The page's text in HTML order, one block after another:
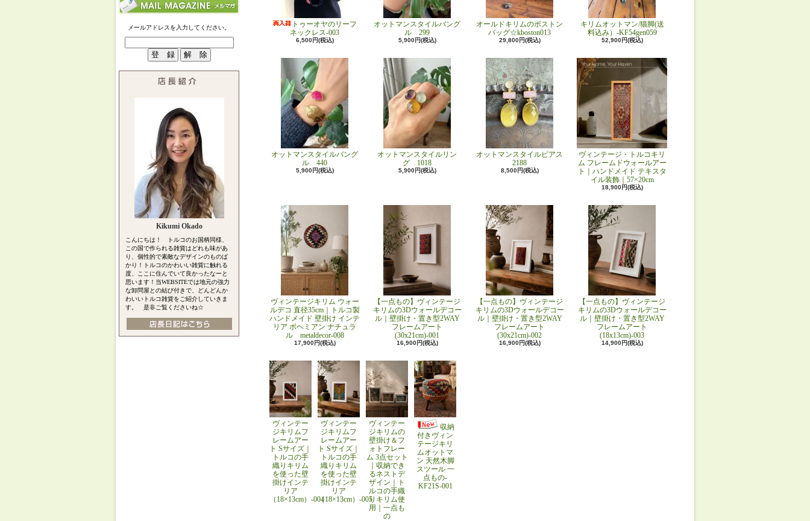
メールアドレスを入力してください。
Kikumi Okado
こんにちは！ トルコのお国柄同様、
この国で作られる雑貨はどれも味があ
り、個性的で素敵なデザインのものば
かり！トルコのかわいい雑貨に触れる
度、ここに住んでいて良かったなーと
思います！当WEBSITEでは地元の強力
な卸問屋との結び付きで、どんどんか
わいいトルコ雑貨をご紹介していきま
す。 是非ご覧くださいね☆
トゥーオヤのリーフ
ネックレス-003
6,500円(税込)
オットマンスタイルバング
ル 299
5,900円(税込)
オールドキリムのボストン
バッグ☆kboston013
29,800円(税込)
キリムオットマン/猫脚(送
料込み）-KF54gen059
52,900円(税込)
オットマンスタイルバング
ル 440
5,900円(税込)
オットマンスタイルリン
グ 1018
5,900円(税込)
オットマンスタイルピアス
2188
8,500円(税込)
ヴィンテージ・トルコキリ
ム フレームドウォールアー
ト｜ハンドメイド テキスタ
イル装飾｜57×20cm
18,900円(税込)
ヴィンテージキリム ウォー
ルデコ 直径35cm｜トルコ製
ハンドメイド 壁掛け インテ
リア ボヘミアン ナチュラ
ル metaldecor-008
17,900円(税込)
【一点もの】ヴィンテージ
キリムの3Dウォールデコー
ル｜壁掛け・置き型2WAY
フレームアート
(30x21cm)-001
16,900円(税込)
【一点もの】ヴィンテージ
キリムの3Dウォールデコー
ル｜壁掛け・置き型2WAY
フレームアート
(30x21cm)-002
16,900円(税込)
【一点もの】ヴィンテージ
キリムの3Dウォールデコー
ル｜壁掛け・置き型2WAY
フレームアート
(18x13cm)-003
14,900円(税込)
ヴィンテー
ジキリムフ
レームアー
ト Sサイズ｜
トルコの手
織りキリム
を使った壁
掛けインテ
リア
（18×13cm）-004
ヴィンテー
ジキリムフ
レームアー
ト Sサイズ｜
トルコの手
織りキリム
を使った壁
掛けインテ
リア
（18×13cm）-005
ヴィンテー
ジキリムの
壁掛け＆フ
ォトフレー
ム 3点セット
｜収納でき
るネストデ
ザイン｜ト
ルコの手織
りキリム使
用｜一点も
の
収納
付きヴィン
テージキリ
ムオットマ
ン 天然木脚
スツール 一
点もの-
KF21S-001